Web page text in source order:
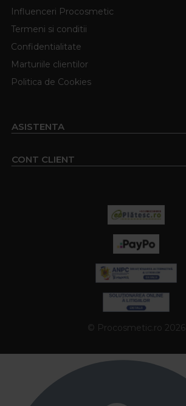
Influenceri Procosmetic
Termeni si conditii
Confidentialitate
Marturiile clientilor
Politica de Cookies
ASISTENTA
CONT CLIENT
© Procosmetic.ro 2026